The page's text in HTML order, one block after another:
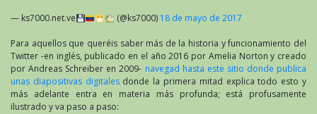
— ks7000.net.ve (@ks7000) 18 de mayo de 2017
Para aquellos que queréis saber más de la historia y funcionamiento del
Twitter -en inglés, publicado en el año 2016 por Amelia Norton y creado
por Andreas Schreiber en 2009- navegad hasta este sitio donde publica
unas diapositivas digitalesdonde la primera mitad explica todo esto y
más adelante entra en materia más profunda; está profusamente
ilustrado y va paso a paso: